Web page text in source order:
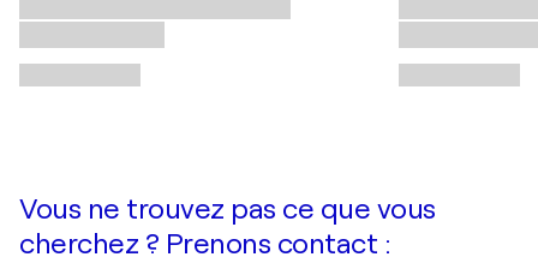
Vous ne trouvez pas ce que vous
cherchez ? Prenons contact :